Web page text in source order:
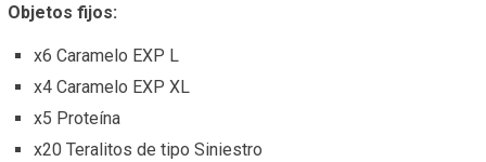
Objetos fijos:
x6 Caramelo EXP L
x4 Caramelo EXP XL
x5 Proteína
x20 Teralitos de tipo Siniestro